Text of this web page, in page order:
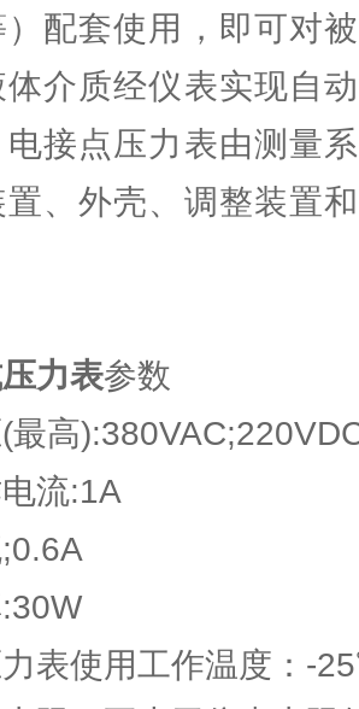
配套使用，即可对
介质经仪表实现自
电接点压力表由测量
置、外壳、调整装置
力表参数
最高
流:1A
力表使用工作温度：-